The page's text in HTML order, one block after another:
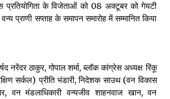
के विजेताओं को 08 अक्टूबर को गेयटी
प्राणी सप्ताह के समापन समारोह में सम्मानित किया
नरेंदर ठाकुर, गोपाल शर्मा, ब्लॉक कांग्रेस अध्यक्ष रिंकू
सर्कल) प्रीति भंडारी, निदेशक साउथ (वन विकास
वन मंडलाधिकारी वन्यजीव शाहनवाज खान, वन